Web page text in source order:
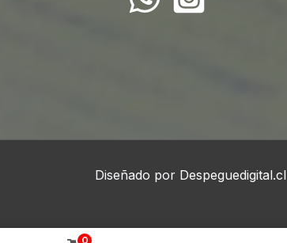
Diseñado por Despeguedigital.cl
0